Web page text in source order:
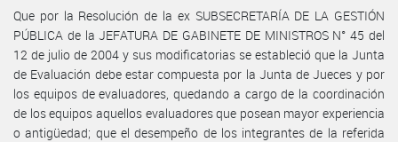
Que por la Resolución de la ex SUBSECRETARÍA DE LA GESTIÓN
PÚBLICA de la JEFATURA DE GABINETE DE MINISTROS N° 45 del
12 de julio de 2004 y sus modificatorias se estableció que la Junta
de Evaluación debe estar compuesta por la Junta de Jueces y por
los equipos de evaluadores, quedando a cargo de la coordinación
de los equipos aquellos evaluadores que posean mayor experiencia
o antigüedad; que el desempeño de los integrantes de la referida